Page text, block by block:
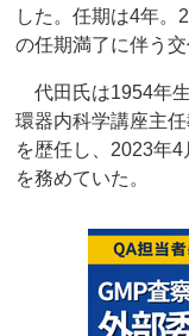
した。任期は4年。
の任期満了に伴う交
代田氏は1954年
環器内科学講座主
を歴任し、2023年
を務めていた。